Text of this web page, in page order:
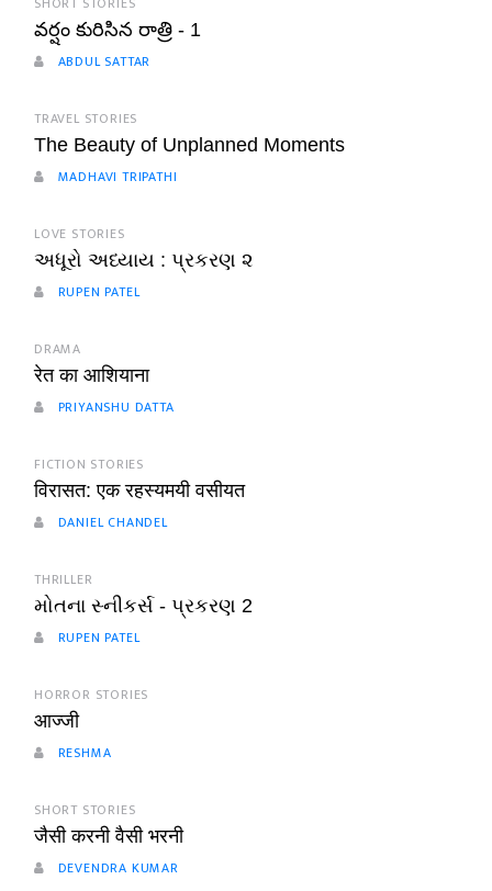
వర్షం కురిసిన రాత్రి - 1
ABDUL SATTAR
TRAVEL STORIES
The Beauty of Unplanned Moments
MADHAVI TRIPATHI
LOVE STORIES
અધૂરો અધ્યાય : પ્રકરણ ૨
RUPEN PATEL
DRAMA
रेत का आशियाना
PRIYANSHU DATTA
FICTION STORIES
विरासत: एक रहस्यमयी वसीयत
DANIEL CHANDEL
THRILLER
મોતના સ્નીકર્સ - પ્રકરણ 2
RUPEN PATEL
HORROR STORIES
आज्जी
RESHMA
SHORT STORIES
जैसी करनी वैसी भरनी
DEVENDRA KUMAR